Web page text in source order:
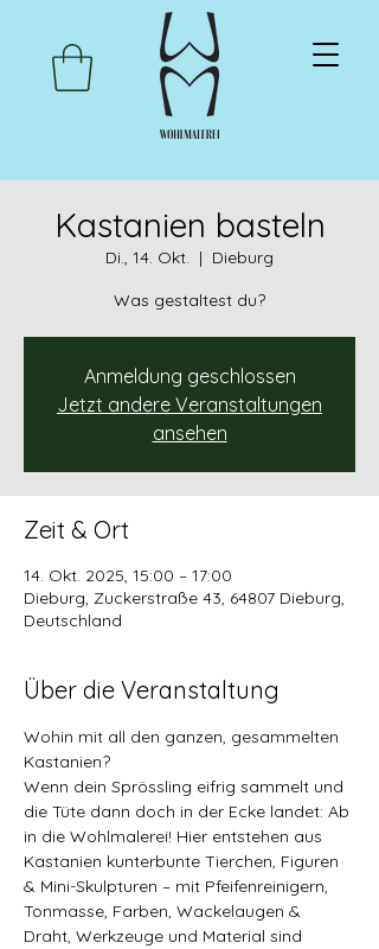
Kastanien basteln
Di., 14. Okt.
  |
Dieburg
Was gestaltest du?
Anmeldung geschlossen
Jetzt andere Veranstaltungen
ansehen
Zeit & Ort
14. Okt. 2025, 15:00 – 17:00
Dieburg, Zuckerstraße 43, 64807 Dieburg,
Deutschland
Über die Veranstaltung
Wohin mit all den ganzen, gesammelten
Kastanien?
Wenn dein Sprössling eifrig sammelt und
die Tüte dann doch in der Ecke landet: Ab
in die Wohlmalerei! Hier entstehen aus
Kastanien kunterbunte Tierchen, Figuren
& Mini-Skulpturen – mit Pfeifenreinigern,
Tonmasse, Farben, Wackelaugen &
Draht, Werkzeuge und Material sind